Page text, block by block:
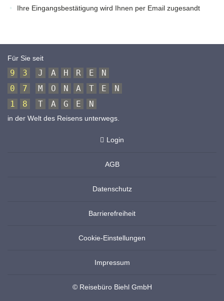
Ihre Eingangsbestätigung wird Ihnen per Email zugesandt
Für Sie seit
9 3 J A H R E
N
0
7 M O N A T E
N
1
8 T A G E N
in der Welt des Reisens unterwegs.
Login
AGB
Datenschutz
Barrierefreiheit
Cookie-Einstellungen
Impressum
© Reisebüro Biehl GmbH